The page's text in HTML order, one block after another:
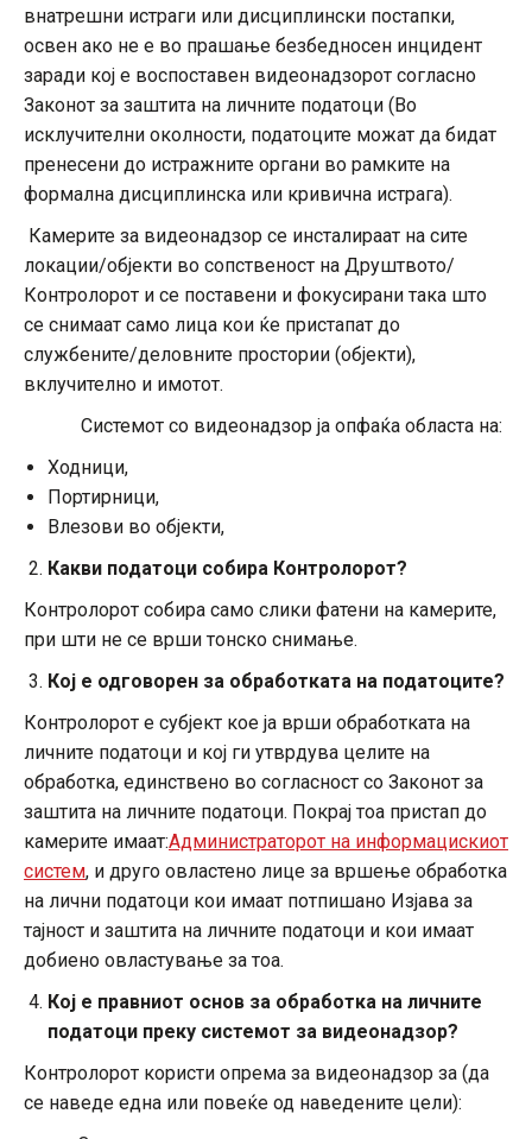
внатрешни истраги или дисциплински постапки,
освен ако не е во прашање безбедносен инцидент
заради кој е воспоставен видеонадзорот согласно
Законот за заштита на личните податоци (Во
исклучителни околности, податоците можат да бидат
пренесени до истражните органи во рамките на
формална дисциплинска или кривична истрага).
Камерите за видеонадзор се инсталираат на сите
локации/објекти во сопственост на Друштвото/
Контролорот и се поставени и фокусирани така што
се снимаат само лица кои ќе пристапат до
службените/деловните простории (објекти),
вклучително и имотот.
Системот со видеонадзор ја опфаќа областа на:
Ходници,
Портирници,
Влезови во објекти,
Какви податоци собира Контролорот?
Контролорот собира само слики фатени на камерите,
при шти не се врши тонско снимање.
Кој е одговорен за обработката на податоците?
Контролорот е субјект кое ја врши обработката на
личните податоци и кој ги утврдува целите на
обработка, единствено во согласност со Законот за
заштита на личните податоци. Покрај тоа пристап до
камерите имаат:Администраторот на информацискиот
систем, и друго овластено лице за вршење обработка
на лични податоци кои имаат потпишано Изјава за
тајност и заштита на личните податоци и кои имаат
добиено овластување за тоа.
Кој е правниот основ за обработка на личните
податоци преку системот за видеонадзор?
Контролорот користи опрема за видеонадзор за (да
се наведе една или повеќе од наведените цели):